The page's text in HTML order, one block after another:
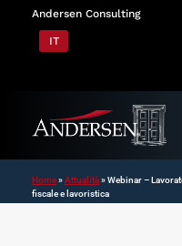
contenuto
Andersen Consulting
IT
Home»Attualità»Webinar –
fiscale e lavoristica